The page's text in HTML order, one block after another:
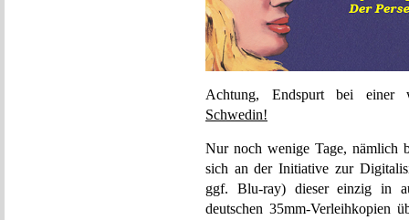
Achtung, Endspurt bei einer
Schwedin!
Nur noch wenige Tage, nämlich
sich an der Initiative zur
ggf. Blu-ray) dieser einzig in
deutschen 35mm-Verleihkopien